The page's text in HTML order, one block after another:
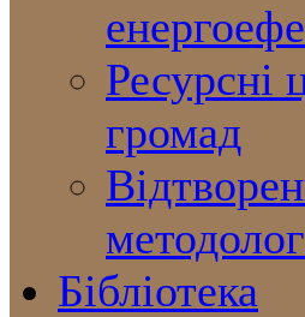
Ресурсні
громад
Бібліотека